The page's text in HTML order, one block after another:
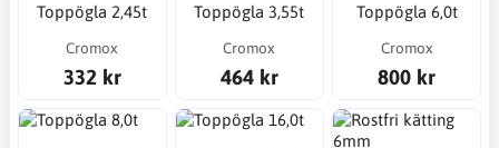
Toppögla 2,45t
Cromox
332 kr
Toppögla 3,55t
Cromox
464 kr
Toppögla 6,0t
Cromox
800 kr